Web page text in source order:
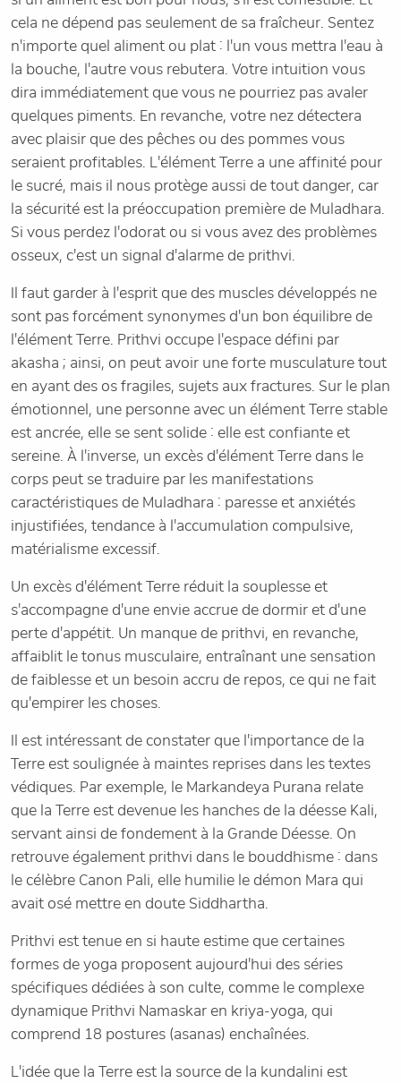
cela ne dépend pas seulement de sa fraîcheur. Sentez
n'importe quel aliment ou plat : l'un vous mettra l'eau à
la bouche, l'autre vous rebutera. Votre intuition vous
dira immédiatement que vous ne pourriez pas avaler
quelques piments. En revanche, votre nez détectera
avec plaisir que des pêches ou des pommes vous
seraient profitables. L'élément Terre a une affinité pour
le sucré, mais il nous protège aussi de tout danger, car
la sécurité est la préoccupation première de Muladhara.
Si vous perdez l'odorat ou si vous avez des problèmes
osseux, c'est un signal d'alarme de prithvi.
Il faut garder à l'esprit que des muscles développés ne
sont pas forcément synonymes d'un bon équilibre de
l'élément Terre. Prithvi occupe l'espace défini par
akasha ; ainsi, on peut avoir une forte musculature tout
en ayant des os fragiles, sujets aux fractures. Sur le plan
émotionnel, une personne avec un élément Terre stable
est ancrée, elle se sent solide : elle est confiante et
sereine. À l'inverse, un excès d'élément Terre dans le
corps peut se traduire par les manifestations
caractéristiques de Muladhara : paresse et anxiétés
injustifiées, tendance à l'accumulation compulsive,
matérialisme excessif.
Un excès d'élément Terre réduit la souplesse et
s'accompagne d'une envie accrue de dormir et d'une
perte d'appétit. Un manque de prithvi, en revanche,
affaiblit le tonus musculaire, entraînant une sensation
de faiblesse et un besoin accru de repos, ce qui ne fait
qu'empirer les choses.
Il est intéressant de constater que l'importance de la
Terre est soulignée à maintes reprises dans les textes
védiques. Par exemple, le Markandeya Purana relate
que la Terre est devenue les hanches de la déesse Kali,
servant ainsi de fondement à la Grande Déesse. On
retrouve également prithvi dans le bouddhisme : dans
le célèbre Canon Pali, elle humilie le démon Mara qui
avait osé mettre en doute Siddhartha.
Prithvi est tenue en si haute estime que certaines
formes de yoga proposent aujourd'hui des séries
spécifiques dédiées à son culte, comme le complexe
dynamique Prithvi Namaskar en kriya-yoga, qui
comprend 18 postures (asanas) enchaînées.
L'idée que la Terre est la source de la kundalini est